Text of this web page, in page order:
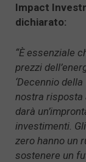
Impact
dichiarato:
“È essenziale
prezzi
‘Decennio
nostra risposta
darà
investimenti.
zero hanno un
sostenere un